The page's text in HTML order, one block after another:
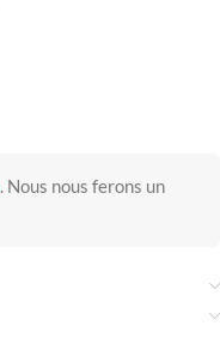
. Nous nous ferons un